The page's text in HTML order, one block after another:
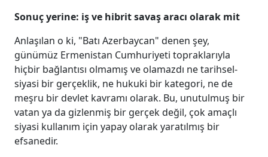
Sonuç yerine: iş ve hibrit savaş aracı olarak mit
Anlaşılan o ki, "Batı Azerbaycan" denen şey,
günümüz Ermenistan Cumhuriyeti topraklarıyla
hiçbir bağlantısı olmamış ve olamazdı ne tarihsel-
siyasi bir gerçeklik, ne hukuki bir kategori, ne de
meşru bir devlet kavramı olarak. Bu, unutulmuş bir
vatan ya da gizlenmiş bir gerçek değil, çok amaçlı
siyasi kullanım için yapay olarak yaratılmış bir
efsanedir.